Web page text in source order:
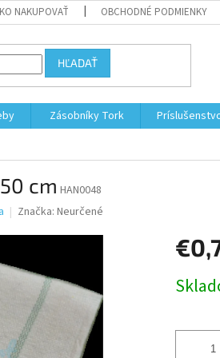
NAKUPOVAŤ OBCHODNÉ PODMIENKY
HĽADAŤ
Zásobníky Tork
cm HAN0048
Značka: Neurčené
cena: